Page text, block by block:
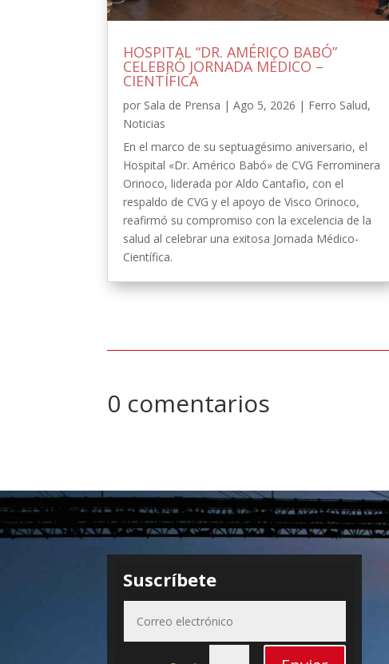
HOSPITAL “DR. AMÉRICO BABÓ”
CELEBRÓ JORNADA MÉDICO –
CIENTÍFICA
por Sala de Prensa |Ago 5, 2026 | Ferro Salud,
Noticias
En el marco de su septuagésimo aniversario, el
Hospital «Dr. Américo Babó» de CVG Ferrominera
Orinoco, liderada por Aldo Cantafio, con el
respaldo de CVG y el apoyo de Visco Orinoco,
reafirmó su compromiso con la excelencia de la
salud al celebrar una exitosa Jornada Médico-
Científica.
0 comentarios
Suscríbete